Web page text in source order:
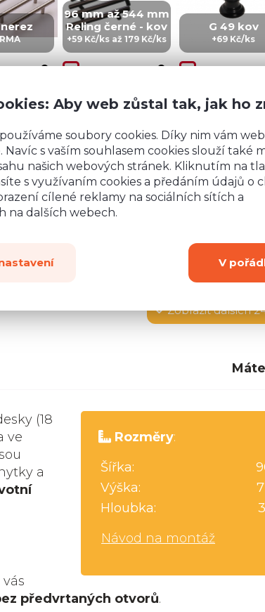
96 mm až 544 mm
Reling černé - kov
+59 Kč/ks až 179 Kč/ks
G 49 kov
+69 Kč/ks
- kov
ks
IN 5 - kov
+99 Kč/Ks
ZI5 - KOV
+149 Kč/ks
Zobrazitdalších
Rozměry:
Šířka:
Výška:
Hloubka:
Návod na montáž
(18
ve
a
předvrtaných otvorů.
Aby web zůstal tak, jak ho
soubory cookies. Díky nim vám web
s vaším souhlasem cookies slouží také
našich webových stránek. Kliknutím na
s využívaním cookies a předáním údajů o
cílené reklamy na sociálních sítích a
na dalších webech.
V